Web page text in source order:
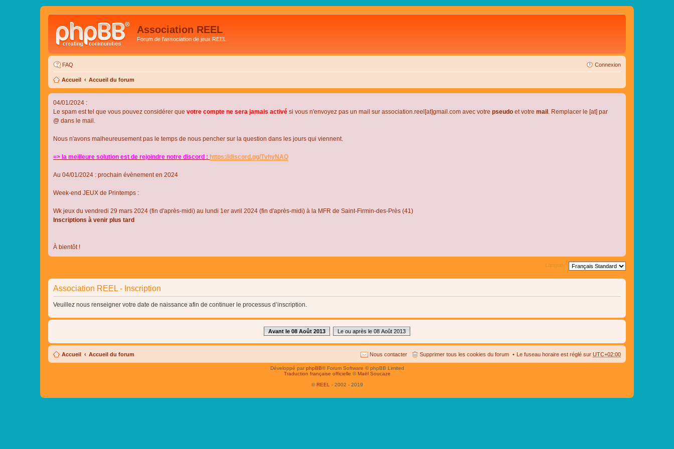
Association REEL
Forum de l'association de jeux REEL
FAQ Connexion
Accueil Accueil du forum
04/01/2024 :
Le spam est tel que vous pouvez considérer que votre compte ne sera jamais activé si vous n'envoyez pas un mail sur association.reel[at]gmail.com avec votre pseudo et votre mail . Remplacer le [at] par
@ dans le mail.
Nous n'avons malheureusement pas le temps de nous pencher sur la question dans les jours qui viennent.
=> la meilleure solution est de rejoindre notre discord : https://discord.gg/TvhyNAQ
Au 04/01/2024 : prochain évènement en 2024
Week-end JEUX de Printemps :
Wk jeux du vendredi 29 mars 2024 (fin d'après-midi) au lundi 1er avril 2024 (fin d'après-midi) à la MFR de Saint-Firmin-des-Près (41)
Inscriptions à venir plus tard
À bientôt !
Langue :
Association REEL - Inscription
Veuillez nous renseigner votre date de naissance afin de continuer le processus d’inscription.
Avant le 08 Août 2013 Le ou après le 08 Août 2013
Accueil Accueil du forum Le fuseau horaire est réglé sur UTC+02:00
Supprimer tous les cookies du forum
Nous contacter
Développé parphpBB® Forum Software © phpBB Limited
Traduction française officielle © Maël Soucaze
© REEL - 2002 - 2019